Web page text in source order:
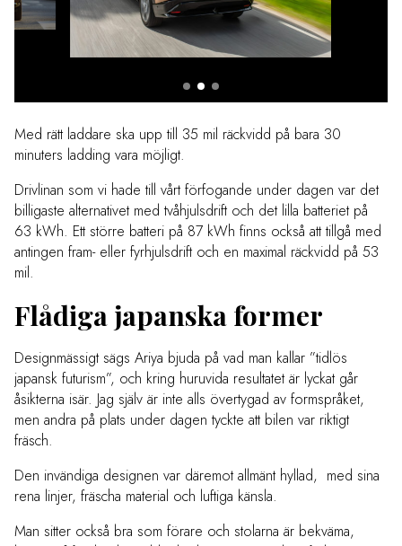
Med rätt laddare ska upp till 35 mil räckvidd på bara 30
minuters ladding vara möjligt.
Drivlinan som vi hade till vårt förfogande under dagen var det
billigaste alternativet med tvåhjulsdrift och det lilla batteriet på
63 kWh. Ett större batteri på 87 kWh finns också att tillgå med
antingen fram- eller fyrhjulsdrift och en maximal räckvidd på 53
mil.
Flådiga japanska former
Designmässigt sägs Ariya bjuda på vad man kallar ”tidlös
japansk futurism”, och kring huruvida resultatet är lyckat går
åsikterna isär. Jag själv är inte alls övertygad av formspråket,
men andra på plats under dagen tyckte att bilen var riktigt
fräsch.
Den invändiga designen var däremot allmänt hyllad, med sina
rena linjer, fräscha material och luftiga känsla.
Man sitter också bra som förare och stolarna är bekväma,